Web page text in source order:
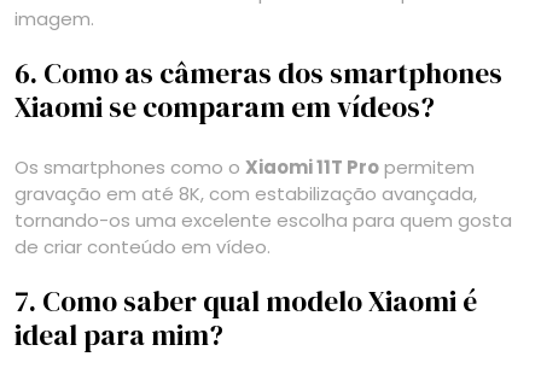
imagem.
6. Como as câmeras dos smartphones
Xiaomi se comparam em vídeos?
Os smartphones como o Xiaomi 11T Propermitem
gravação em até 8K, com estabilização avançada,
tornando-os uma excelente escolha para quem gosta
de criar conteúdo em vídeo.
7. Como saber qual modelo Xiaomi é
ideal para mim?